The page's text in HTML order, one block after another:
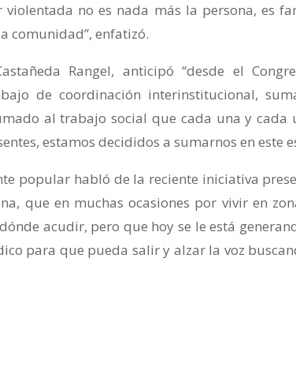
no es nada más la persona, es
comunidad”, enfatizó.
Rangel, anticipó “desde el
de coordinación interinstitucional,
al trabajo social que cada una y cada
estamos decididos a sumarnos en este
popular habló de la reciente iniciativa
que en muchas ocasiones por vivir en
acudir, pero que hoy se le está
para que pueda salir y alzar la voz